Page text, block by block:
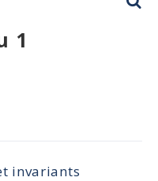
1
invariants